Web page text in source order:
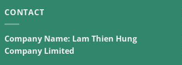
CONTACT
Company Name: Lam Thien Hung
Company Limited